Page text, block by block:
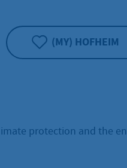
(MY) HOFHEIM
protection and the